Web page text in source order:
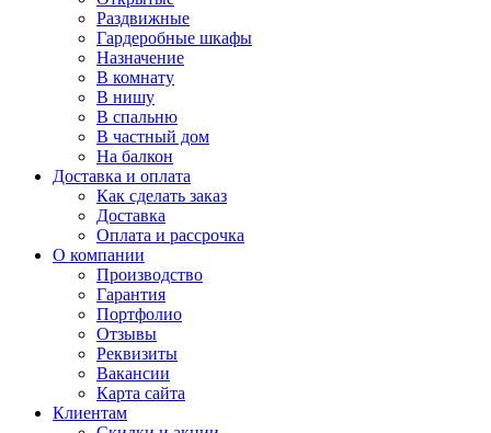
Раздвижные
Гардеробные шкафы
Назначение
В комнату
В нишу
В спальню
В частный дом
На балкон
Доставка и оплата
Как сделать заказ
Доставка
Оплата и рассрочка
О компании
Производство
Гарантия
Портфолио
Отзывы
Реквизиты
Вакансии
Карта сайта
Клиентам